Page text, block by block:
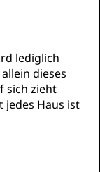
lediglich
dieses
sich zieht
jedes Haus ist